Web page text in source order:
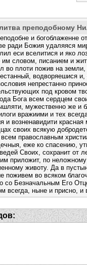
преподобному
и богоблаженне
ради Божия удаляяся
еси вселитися и яко
им словом, писанием и
во плоти пожив на
водворяешися
непрестанно
под кровом
Бога всем сердцем
мужественно же и
вражиими и тех
и возненавидити
своих всякую
православным
еже ко спасению,
Своих, сохранит от
приложит, по
животу. Да в
поживем во всяком
со Безначальным Его
всегда, ныне и присно, и